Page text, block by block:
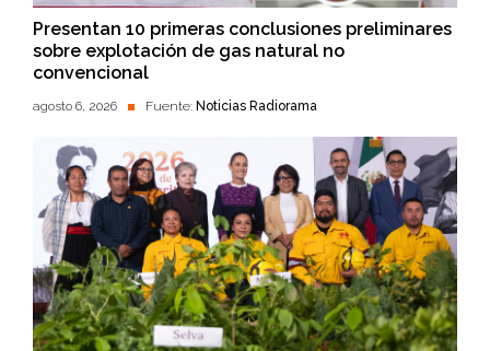
Presentan 10 primeras conclusiones preliminares
sobre explotación de gas natural no
convencional
agosto 6, 2026 Fuente: Noticias Radiorama